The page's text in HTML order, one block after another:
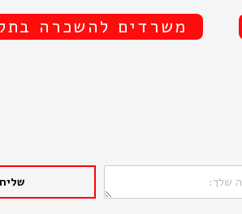
משרדים להשכרה